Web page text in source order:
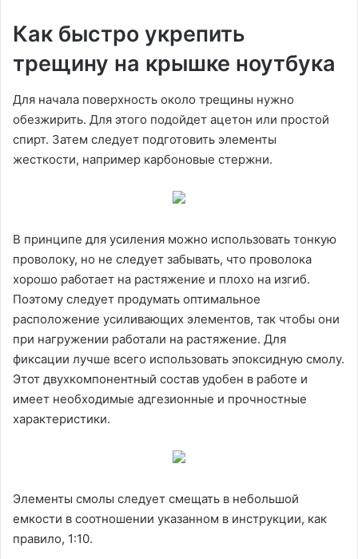
Как быстро укрепить
трещину на крышке ноутбука
Для начала поверхность около трещины нужно
обезжирить. Для этого подойдет ацетон или простой
спирт. Затем следует подготовить элементы
жесткости, например карбоновые стержни.
В принципе для усиления можно использовать тонкую
проволоку, но не следует забывать, что проволока
хорошо работает на растяжение и плохо на изгиб.
Поэтому следует продумать оптимальное
расположение усиливающих элементов, так чтобы они
при нагружении работали на растяжение. Для
фиксации лучше всего использовать эпоксидную смолу.
Этот двухкомпонентный состав удобен в работе и
имеет необходимые адгезионные и прочностные
характеристики.
Элементы смолы следует смещать в небольшой
емкости в соотношении указанном в инструкции, как
правило, 1:10.